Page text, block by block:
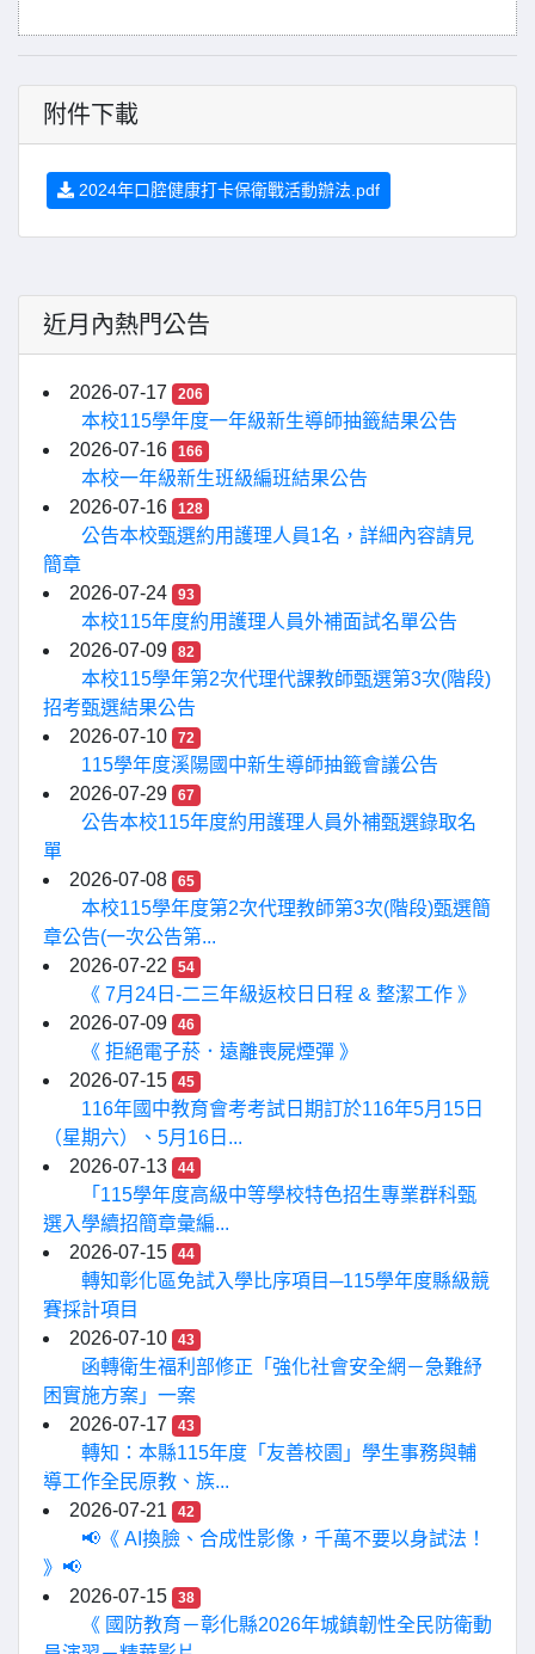
附件下載
2024年口腔健康打卡保衛戰活動辦法.pdf
近月內熱門公告
2026-07-17 206
本校115學年度一年級新生導師抽籤結果公告
2026-07-16
166
本校一年級新生班級編班結果公告
2026-07-16
128
公告本校甄選約用護理人員1名，詳細內容請見
簡章
2026-07-24
93
本校115年度約用護理人員外補面試名單公告
2026-07-09
82
本校115學年第2次代理代課教師甄選第3次(階段)
招考甄選結果公告
2026-07-10
72
115學年度溪陽國中新生導師抽籤會議公告
2026-07-29
67
公告本校115年度約用護理人員外補甄選錄取名
單
2026-07-08
65
本校115學年度第2次代理教師第3次(階段)甄選簡
章公告(一次公告第...
2026-07-22
54
《 7月24日-二三年級返校日日程 & 整潔工作 》
2026-07-09
46
《 拒絕電子菸．遠離喪屍煙彈 》
2026-07-15
45
116年國中教育會考考試日期訂於116年5月15日
（星期六）、5月16日...
2026-07-13
44
「115學年度高級中等學校特色招生專業群科甄
選入學續招簡章彙編...
2026-07-15
44
轉知彰化區免試入學比序項目─115學年度縣級競
賽採計項目
2026-07-10
43
函轉衛生福利部修正「強化社會安全網－急難紓
困實施方案」一案
2026-07-17
43
轉知：本縣115年度「友善校園」學生事務與輔
導工作全民原教、族...
2026-07-21
42
📢《 AI換臉、合成性影像，千萬不要以身試法！
》📢
2026-07-15
38
《 國防教育－彰化縣2026年城鎮韌性全民防衛動